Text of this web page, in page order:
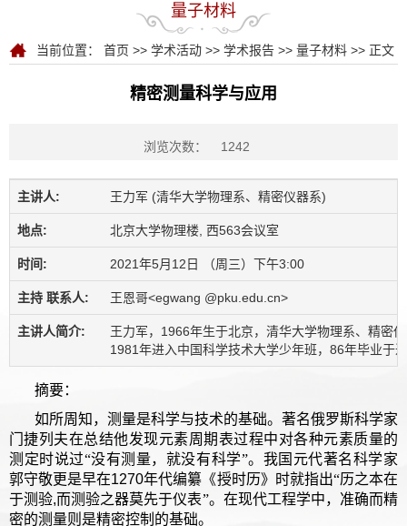
量子材料
当前位置： 首页 >> 学术活动 >> 学术报告 >> 量子材料 >> 正文
精密测量科学与应用
浏览次数： 1242
主讲人: 王力军 (清华大学物理系、精密仪器系)
地点: 北京大学物理楼, 西563会议室
时间: 2021年5月12日 （周三）下午3:00
主持 联系人: 王恩哥<egwang @pku.edu.cn>
主讲人简介:
王力军，1966年生于北京，清华大学物理系、精密
1981年进入中国科学技术大学少年班，86年毕业于
摘要：
如所周知，测量是科学与技术的基础。著名俄罗斯科学家
门捷列夫在总结他发现元素周期表过程中对各种元素质量的
测定时说过“没有测量，就没有科学”。我国元代著名科学家
郭守敬更是早在1270年代编纂《授时历》时就指出“历之本在
于测验,而测验之器莫先于仪表”。在现代工程学中，准确而精
密的测量则是精密控制的基础。